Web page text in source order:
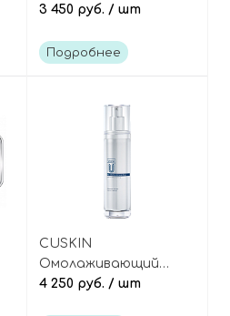
витамином K, Clean-
Cream
3 450 руб. / шт
Подробнее
CUSKIN
Омолаживающий
тонер с пептидами и
4 250 руб. / шт